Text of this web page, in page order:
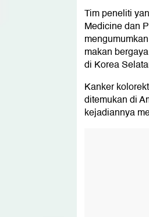
Tim peneliti
Medicine dan
makan
di Korea
Kanker
ditemukan di
kejadiannya